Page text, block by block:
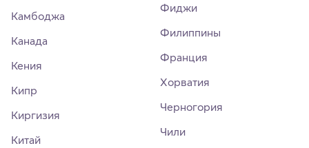
Камбоджа
Канада
Кения
Кипр
Киргизия
Китай
Фиджи
Филиппины
Франция
Хорватия
Черногория
Чили